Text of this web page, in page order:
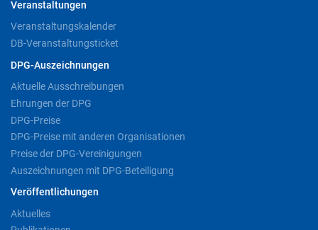
Veranstaltungen
Veranstaltungskalender
DB-Veranstaltungsticket
DPG-Auszeichnungen
Aktuelle Ausschreibungen
Ehrungen der DPG
DPG-Preise
DPG-Preise mit anderen Organisationen
Preise der DPG-Vereinigungen
Auszeichnungen mit DPG-Beteiligung
Veröffentlichungen
Aktuelles